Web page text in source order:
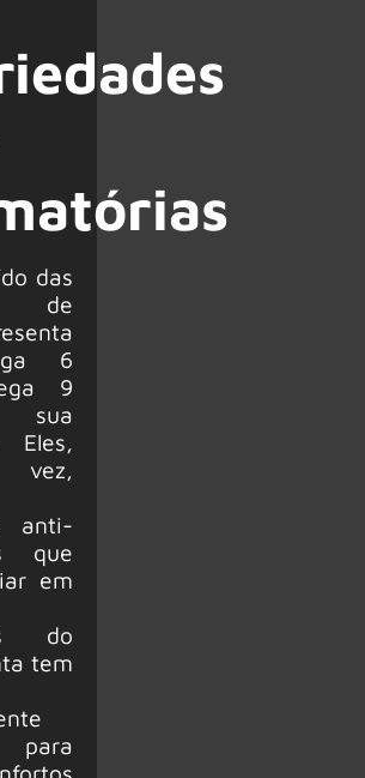
das
de
6
9
Eles,
anti-
que
em
do
tem